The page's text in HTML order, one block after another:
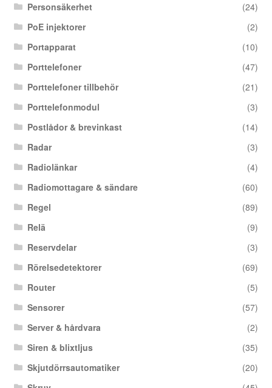
Personsäkerhet
(24)
PoE injektorer
(2)
Portapparat
(10)
Porttelefoner
(47)
Porttelefoner tillbehör
(21)
Porttelefonmodul
(3)
Postlådor & brevinkast
(14)
Radar
(3)
Radiolänkar
(4)
Radiomottagare & sändare
(60)
Regel
(89)
Relä
(9)
Reservdelar
(3)
Rörelsedetektorer
(69)
Router
(5)
Sensorer
(57)
Server & hårdvara
(2)
Siren & blixtljus
(35)
Skjutdörrsautomatiker
(20)